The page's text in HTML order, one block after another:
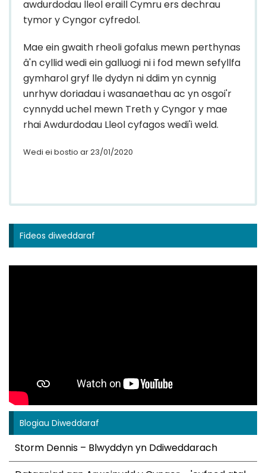
awdurdodau lleol eraill Cymru ers dechrau
tymor y Cyngor cyfredol.
Mae ein gwaith rheoli gofalus mewn perthynas
â'n cyllid wedi ein galluogi ni i fod mewn sefyllfa
gymharol gryf lle dydyn ni ddim yn cynnig
unrhyw doriadau i wasanaethau ac yn osgoi'r
cynnydd uchel mewn Treth y Cyngor y mae
rhai Awdurdodau Lleol cyfagos wedi'i weld.
Wedi ei bostio ar 23/01/2020
Fideos diweddaraf
Blogiau Diweddaraf
Storm Dennis – Blwyddyn yn Ddiweddarach